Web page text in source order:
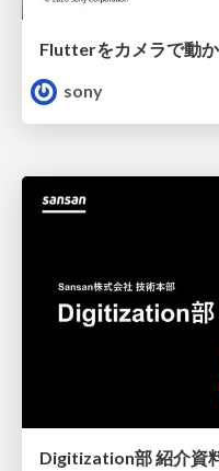
Flutterをカメラで動
sony
Digitization部 紹介資